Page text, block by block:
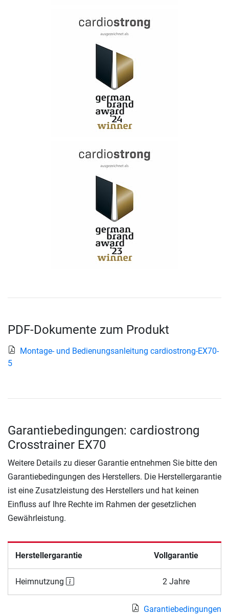
PDF-Dokumente zum Produkt
Montage- und Bedienungsanleitung cardiostrong-EX70-
5
Garantiebedingungen: cardiostrong
Crosstrainer EX70
Weitere Details zu dieser Garantie entnehmen Sie bitte den
Garantiebedingungen des Herstellers. Die Herstellergarantie
ist eine Zusatzleistung des Herstellers und hat keinen
Einfluss auf Ihre Rechte im Rahmen der gesetzlichen
Gewährleistung.
Herstellergarantie Vollgarantie
Heimnutzung 2 Jahre
Garantiebedingungen